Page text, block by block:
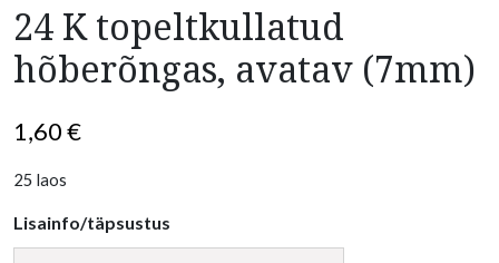
24 K topeltkullatud
hõberõngas, avatav (7mm)
1,60€
25 laos
Lisainfo/täpsustus